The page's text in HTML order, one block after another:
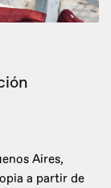
Aires,
a partir de